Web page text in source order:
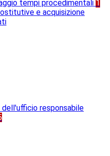
tempi procedimentali 1
e acquisizione
dell'ufficio responsabile